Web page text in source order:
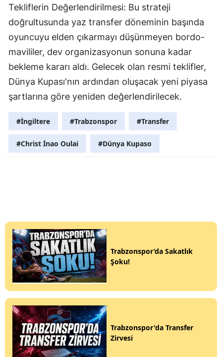
Tekliflerin Değerlendirilmesi: Bu strateji
doğrultusunda yaz transfer döneminin başında
oyuncuyu elden çıkarmayı düşünmeyen bordo-
mavililer, dev organizasyonun sonuna kadar
bekleme kararı aldı. Gelecek olan resmi teklifler,
Dünya Kupası'nın ardından oluşacak yeni piyasa
şartlarına göre yeniden değerlendirilecek.
#İngiltere #Trabzonspor #Transfer
#Christ İnao Oulai #Dünya Kupaso
Trabzonspor’da Sakatlık
Şoku!
Trabzonspor'da Transfer
Zirvesi